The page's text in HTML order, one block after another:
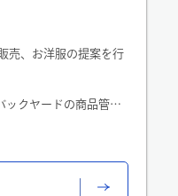
売、お洋服の提案を行
ックヤードの商品管
じて役割担当を命じ
たり、遊び心を利かせ